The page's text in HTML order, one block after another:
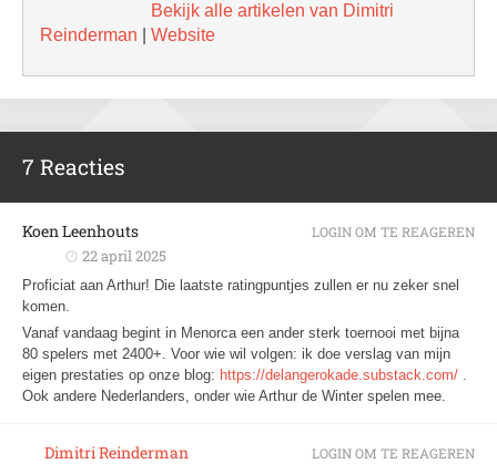
Bekijk alle artikelen van Dimitri
Reinderman
Website
7 Reacties
Koen Leenhouts
22 april 2025
Proficiat aan Arthur! Die laatste ratingpuntjes zullen er nu zeker snel
komen.
Vanaf vandaag begint in Menorca een ander sterk toernooi met bijna
80 spelers met 2400+. Voor wie wil volgen: ik doe verslag van mijn
eigen prestaties op onze blog: https://delangerokade.substack.com/ .
Ook andere Nederlanders, onder wie Arthur de Winter spelen mee.
LOGIN OM TE REAGEREN
Dimitri Reinderman LOGIN OM TE REAGEREN